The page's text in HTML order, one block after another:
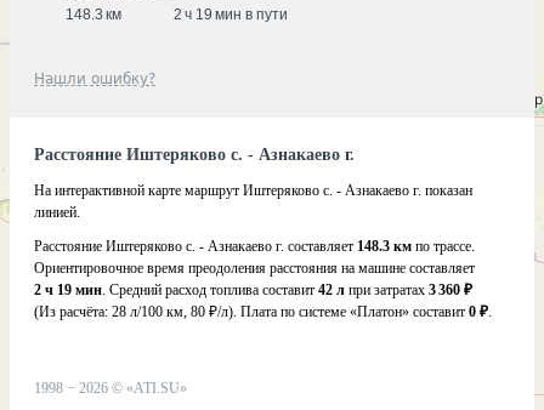
148.3 км 2 ч 19 мин в пути
Нашли ошибку?
Расстояние Иштеряково с. - Азнакаево г.
На интерактивной карте маршрут Иштеряково с. - Азнакаево г. показан
линией.
Расстояние Иштеряково с. - Азнакаево г. составляет 148.3 км по трассе.
Ориентировочное время преодоления расстояния на машине составляет
2 ч 19 мин. Средний расход топлива составит 42 л при затратах 3 360 ₽
(Из расчёта: 28 л/100 км, 80 ₽/л). Плата по системе «Платон» составит 0 ₽.
1998 − 2026 © «ATI.SU»